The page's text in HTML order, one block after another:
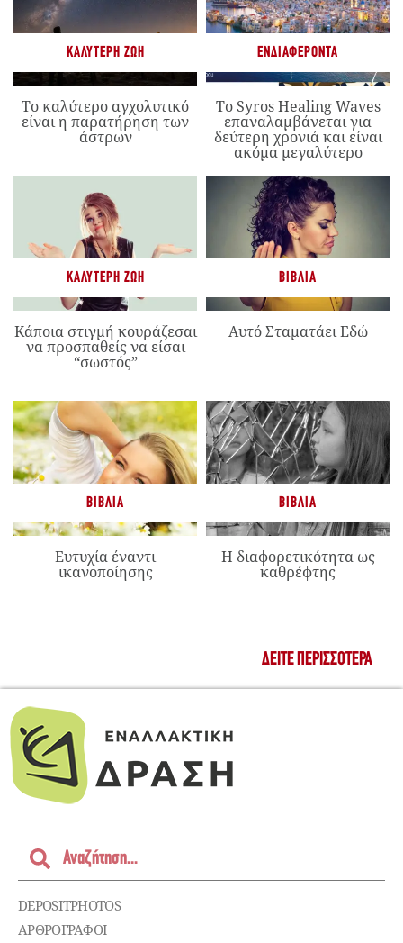
ΚΑΛΎΤΕΡΗ ΖΩΉ
Το καλύτερο αγχολυτικό
είναι η παρατήρηση των
άστρων
ΕΝΔΙΑΦΈΡΟΝΤΑ
Το Syros Healing Waves
επαναλαμβάνεται για
δεύτερη χρονιά και είναι
ακόμα μεγαλύτερο
ΚΑΛΎΤΕΡΗ ΖΩΉ
Κάποια στιγμή κουράζεσαι
να προσπαθείς να είσαι
“σωστός”
ΒΙΒΛΊΑ
Αυτό Σταματάει Εδώ
ΒΙΒΛΊΑ
Ευτυχία έναντι
ικανοποίησης
ΒΙΒΛΊΑ
Η διαφορετικότητα ως
καθρέφτης
ΔΕΊΤΕ ΠΕΡΙΣΣΌΤΕΡΑ
DEPOSITPHOTOS
ΑΡΘΡΟΓΡΑΦΟΙ